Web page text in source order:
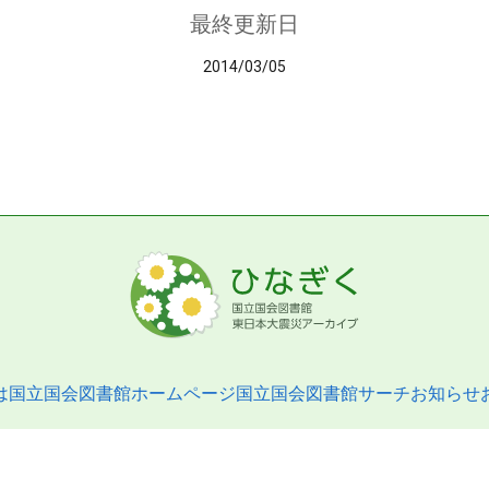
最終更新日
2014/03/05
国立国会図書館ホームページ国立国会図書館サーチお知らせ